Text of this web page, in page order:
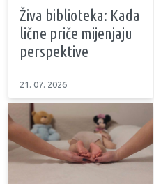
Živa biblioteka: Kada
lične priče mijenjaju
perspektive
21. 07. 2026